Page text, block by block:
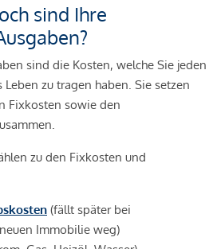
sind Ihre
sind die Kosten, welche Sie jeden
zu tragen haben. Sie setzen
Fixkosten sowie den
zu den Fixkosten und
(fällt später bei
Immobilie weg)